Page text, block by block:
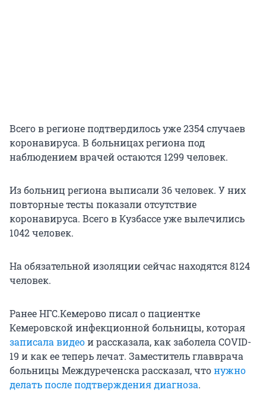
Всего в регионе подтвердилось уже 2354 случаев
коронавируса. В больницах региона под
наблюдением врачей остаются 1299 человек.
Из больниц региона выписали 36 человек. У них
повторные тесты показали отсутствие
коронавируса. Всего в Кузбассе уже вылечились
1042 человек.
На обязательной изоляции сейчас находятся 8124
человек.
Ранее НГС.Кемерово писал о пациентке
Кемеровской инфекционной больницы, которая
записала видеои рассказала, как заболела COVID-
19 и как ее теперь лечат. Заместитель главврача
больницы Междуреченска рассказал, чтонужно
делать после подтверждения диагноза.